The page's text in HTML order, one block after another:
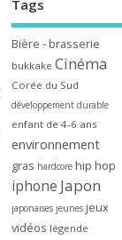
Tags
Bière - brasserie
bukkake Cinéma
Corée du Sud
développement durable
enfant de 4-6 ans
environnement
gras hardcore hip hop
iphone Japon
japonaises jeunes jeux
vidéos légende